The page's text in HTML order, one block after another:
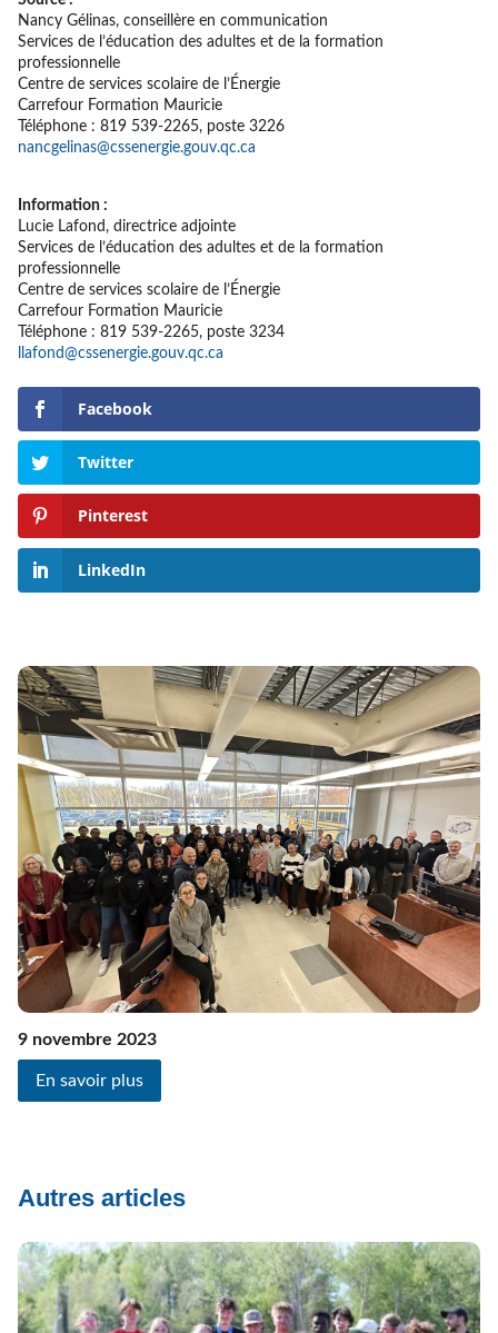
Nancy Gélinas, conseillère en communication
Services de l’éducation des adultes et de la formation
professionnelle
Centre de services scolaire de l’Énergie
Carrefour Formation Mauricie
Téléphone : 819 539-2265, poste 3226
nancgelinas@cssenergie.gouv.qc.ca
Information :
Lucie Lafond, directrice adjointe
Services de l’éducation des adultes et de la formation
professionnelle
Centre de services scolaire de l’Énergie
Carrefour Formation Mauricie
Téléphone : 819 539-2265, poste 3234
llafond@cssenergie.gouv.qc.ca
Facebook
Twitter
Pinterest
LinkedIn
9 novembre 2023
En savoir plus
Autres articles